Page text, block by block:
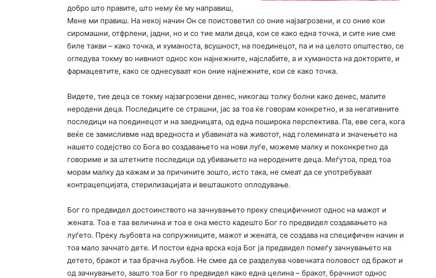
добро што правите, што нему ќе му направиш,
Мене ми правиш. На некој начин Он се поистоветил со оние најзагрозени, и со оние кои
сиромашни, отфрлени, јадни, но и со тие мали деца, кои се како една точка, и сите ние сме
биле такви – како точка, и хуманоста, всушност, на поединецот, па и на целото општество, се
огледува токму во нивниот однос кон најнежните, најслабите, а и хуманоста на докторите, и
фармацевтите, како се однесуваат кон оние најнежните, кои се како точка.
Видете, тие деца се токму најзагрозени денес, никогаш толку болни како денес, малите
неродени деца. Последиците се страшни, јас за тоа ќе говорам конкретно, и за негативните
последици на поединецот и на заедницата, од една поширока перспектива. Па, еве сега, кога
веќе се замисливме над вредноста и убавината на животот, над големината и значењето на
нашето содејство со Бога во создавањето на нови луѓе, можеме малку и поконкретно да
говориме и за штетните последици од убивањето на неродените деца. Меѓутоа, пред тоа
морам малку да кажам и за причините зошто, исто така, не смеат да се употребуваат
контрацепцијата, стерилизацијата и вешташкото оплодување.
Бог го предвидел достоинството на зачнувањето преку специфичниот однос на мажот и
жената. Тоа е таа величина и тоа е она место кадешто Бог го предвидел создавањето на
луѓето. Преку љубовта на сопружниците, мажот и жената, се создава на специфичен начин и
тоа мало зачнато дете. И постои една врска која Бог ја предвидел помеѓу зачнувањето на
детето, бракот и таа брачна љубов. Не смее да се разделува човечката половост од бракот и
од зачнувањето, зашто тоа Бог го предвидел како една целина – бракот, брачниот однос